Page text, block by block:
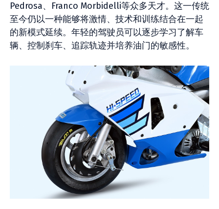
Pedrosa、Franco Morbidelli等众多天才。这一传统
至今仍以一种能够将激情、技术和训练结合在一起
的新模式延续。年轻的驾驶员可以逐步学习了解车
辆、控制刹车、追踪轨迹并培养油门的敏感性。